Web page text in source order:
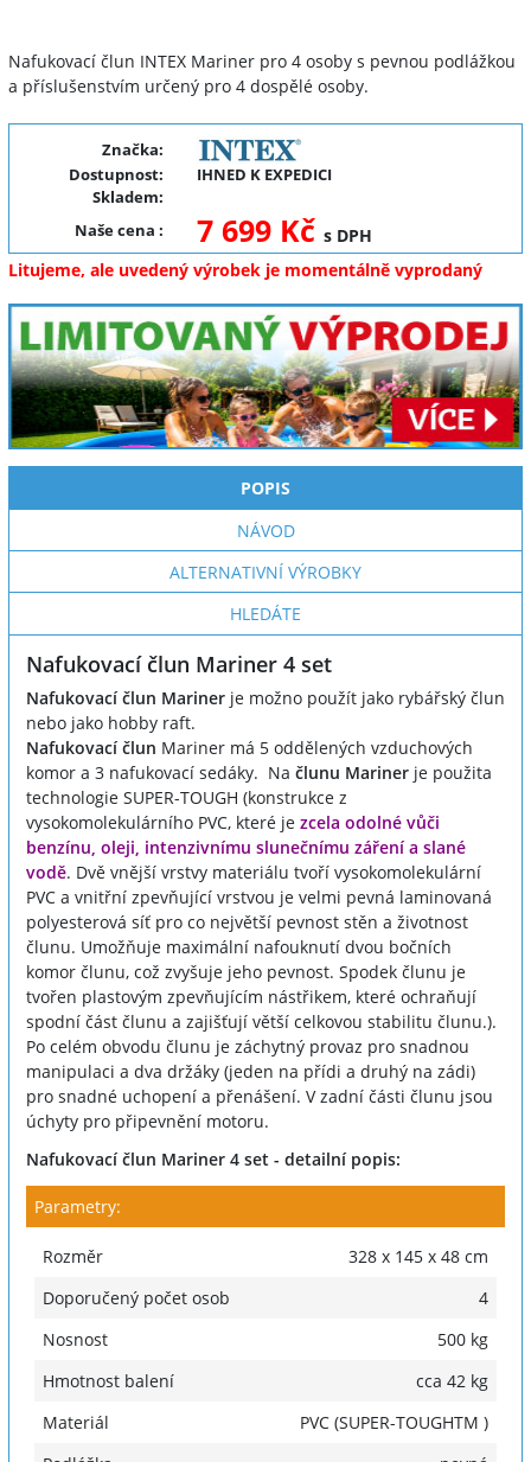
Nafukovací člun INTEX Mariner pro 4 osoby s pevnou podlážkou
a příslušenstvím určený pro 4 dospělé osoby.
Značka:
Dostupnost:
IHNED K EXPEDICI
Skladem:
Naše cena : 7 699 Kč s DPH
Litujeme, ale uvedený výrobek je momentálně vyprodaný
POPIS
NÁVOD
ALTERNATIVNÍ VÝROBKY
HLEDÁTE
Nafukovací člun Mariner 4 set
Nafukovací člun Mariner je možno použít jako rybářský člun
nebo jako hobby raft.
Nafukovací člun Mariner má 5 oddělených vzduchových
komor a 3 nafukovací sedáky. Na člunu Mariner je použita
technologie SUPER-TOUGH (konstrukce z
vysokomolekulárního PVC, které je zcela odolné vůči
benzínu, oleji, intenzivnímu slunečnímu záření a slané
vodě. Dvě vnější vrstvy materiálu tvoří vysokomolekulární
PVC a vnitřní zpevňující vrstvou je velmi pevná laminovaná
polyesterová síť pro co největší pevnost stěn a životnost
člunu. Umožňuje maximální nafouknutí dvou bočních
komor člunu, což zvyšuje jeho pevnost. Spodek člunu je
tvořen plastovým zpevňujícím nástřikem, které ochraňují
spodní část člunu a zajišťují větší celkovou stabilitu člunu.).
Po celém obvodu člunu je záchytný provaz pro snadnou
manipulaci a dva držáky (jeden na přídi a druhý na zádi)
pro snadné uchopení a přenášení. V zadní části člunu jsou
úchyty pro připevnění motoru.
Nafukovací člun Mariner 4 set - detailní popis:
Parametry:
Rozměr
328 x 145 x 48 cm
Doporučený počet osob
4
Nosnost
500 kg
Hmotnost balení
cca 42 kg
Materiál
PVC (SUPER-TOUGHTM )